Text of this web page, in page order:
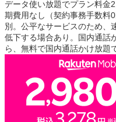
データ使い放題でプラン料
期費用なし（契約事務手数
別。公平なサービスのため、
低下する場合あり。国内通話
ら、無料で国内通話かけ放題